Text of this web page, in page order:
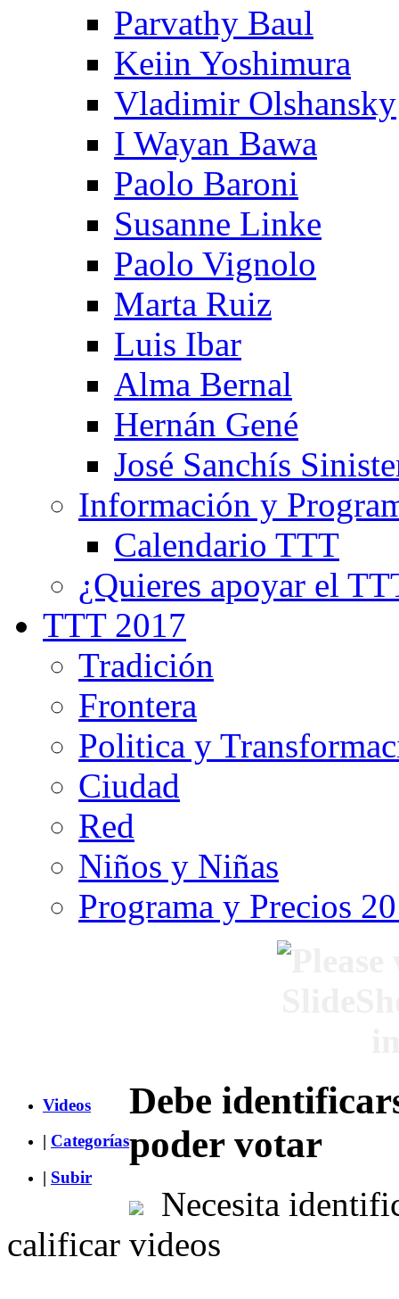
Parvathy Baul
Keiin Yoshimura
Vladimir Olshansky
I Wayan Bawa
Paolo Baroni
Susanne Linke
Paolo Vignolo
Marta Ruiz
Luis Ibar
Alma Bernal
Hernán Gené
José Sanchís
Información y
Calendario TTT
¿Quieres apoyar el
TTT 2017
Tradición
Frontera
Politica y
Ciudad
Red
Niños y Niñas
Programa y Precios
Videos
| Categorías
| Subir
Debe
poder votar
Necesita
calificar videos